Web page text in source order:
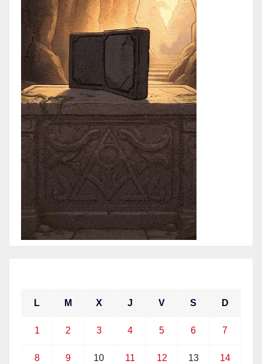
L M X J V S D
1 2 3 4 5 6 7
8 9 10 11 12 13 14